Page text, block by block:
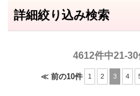
詳細絞り込み検索
4612件中21-
≪ 前の10件 1 2 3 4